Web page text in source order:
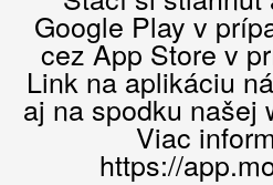
Google Play v
cez App Store v
Link na aplikáciu
aj na spodku našej
Viac
https://